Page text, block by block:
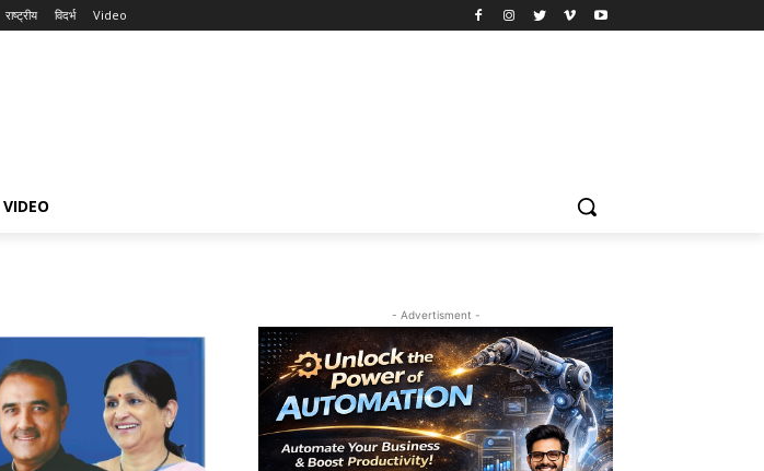
राष्ट्रीय विदर्भ Video
VIDEO
- Advertisment -